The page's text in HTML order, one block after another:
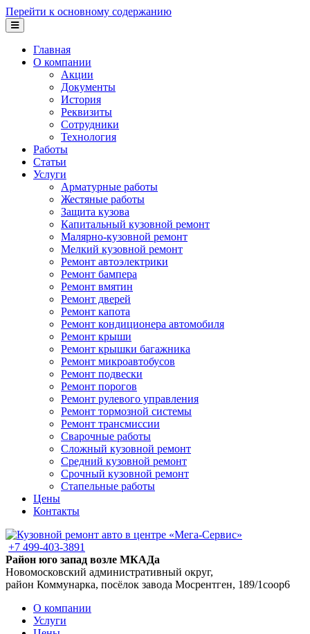
Перейти к основному содержанию
Главная
О компании
Акции
Документы
История
Реквизиты
Сотрудники
Технология
Работы
Статьи
Услуги
Арматурные работы
Жестяные работы
Защита кузова
Капитальный кузовной ремонт
Малярно-кузовной ремонт
Мелкий кузовной ремонт
Ремонт автоэлектрики
Ремонт бампера
Ремонт вмятин
Ремонт дверей
Ремонт капота
Ремонт кондиционера автомобиля
Ремонт крыши
Ремонт крышки багажника
Ремонт микроавтобусов
Ремонт подвески
Ремонт порогов
Ремонт рулевого управления
Ремонт тормозной системы
Ремонт трансмиссии
Сварочные работы
Сложный кузовной ремонт
Средний кузовной ремонт
Срочный кузовной ремонт
Стапельные работы
Цены
Контакты
+7 499-403-3891
Район юго запад возле МКАДа
Новомосковский административный округ,
район Коммунарка, посёлок завода Мосрентген, 189/1соор6
О компании
Услуги